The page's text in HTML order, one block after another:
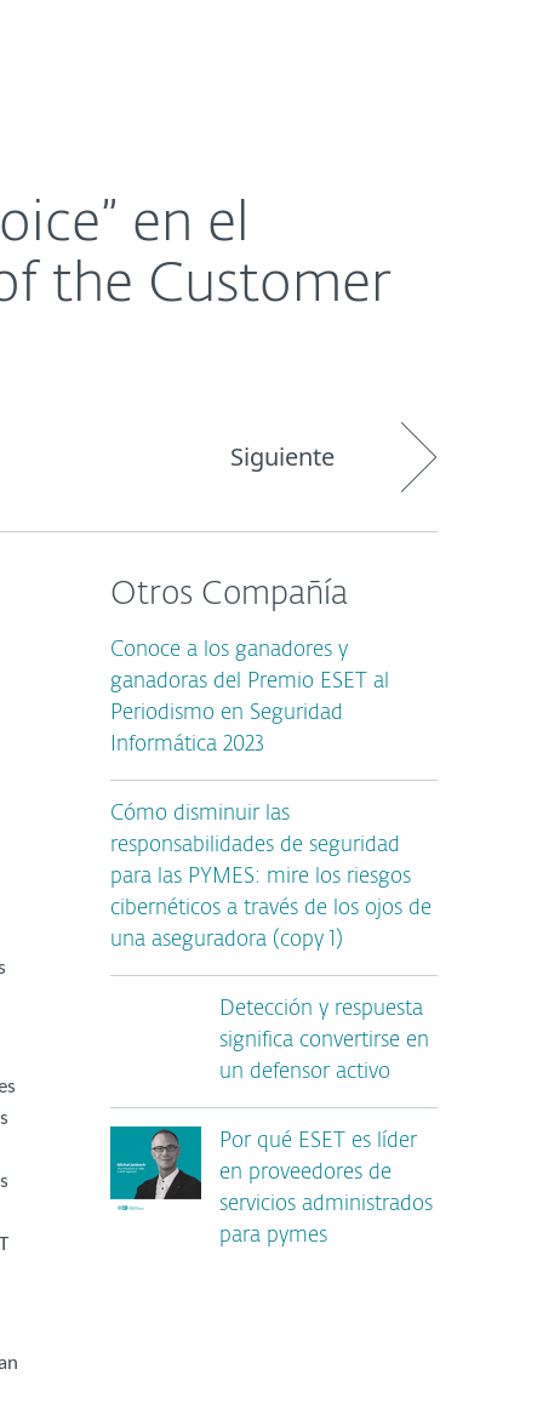
en el
the Customer
Siguiente
Otros Compañía
Conoce a los ganadores y
ganadoras del Premio ESET al
Periodismo en Seguridad
Informática 2023
Cómo disminuir las
responsabilidades de seguridad
para las PYMES: mire los riesgos
cibernéticos a través de los ojos de
una aseguradora (copy 1)
Detección y respuesta
significa convertirse en
un defensor activo
Por qué ESET es líder
en proveedores de
servicios administrados
para pymes